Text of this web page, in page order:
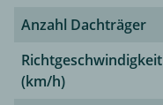
Anzahl Dachträger
Richtgeschwindigkeit
(km/h)